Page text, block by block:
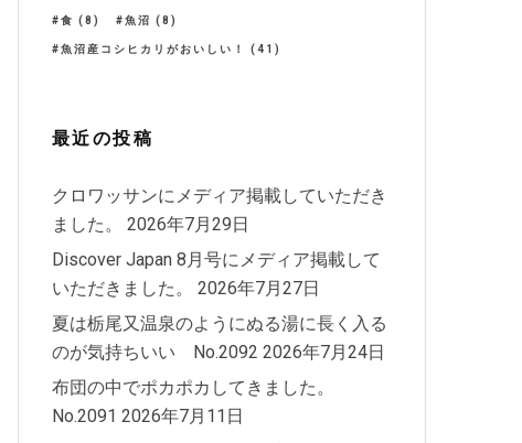
食 (8) 魚沼 (8)
魚沼産コシヒカリがおいしい！ (41)
最近の投稿
クロワッサンにメディア掲載していただき
ました。
2026年7月29日
Discover Japan 8月号にメディア掲載して
いただきました。
2026年7月27日
夏は栃尾又温泉のようにぬる湯に長く入る
のが気持ちいい No.2092 2026年7月24日
布団の中でポカポカしてきました。
No.2091 2026年7月11日